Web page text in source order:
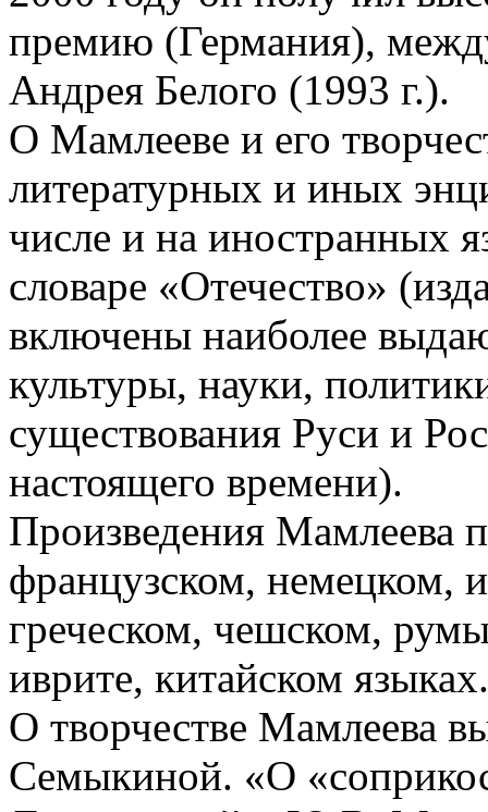
премию (Германия),
Андрея Белого (1993 г.).
О Мамлееве и его
литературных и иных
числе и на иностранных
словаре «Отечество»
включены наиболее
культуры, науки,
существования Руси и
настоящего времени).
Произведения Мамлеева
французском, немецком,
греческом, чешском,
иврите, китайском языках.
О творчестве Мамлеева
Семыкиной. «О